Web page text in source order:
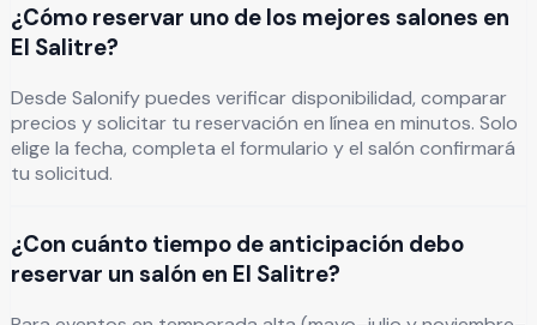
¿Cómo reservar uno de los mejores salones en
El Salitre?
Desde Salonify puedes verificar disponibilidad, comparar
precios y solicitar tu reservación en línea en minutos. Solo
elige la fecha, completa el formulario y el salón confirmará
tu solicitud.
¿Con cuánto tiempo de anticipación debo
reservar un salón en El Salitre?